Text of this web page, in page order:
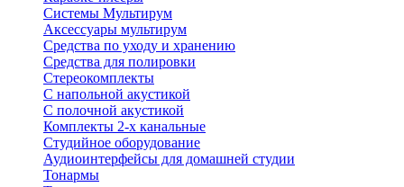
Системы Мультирум
Аксессуары мультирум
Средства по уходу и хранению
Средства для полировки
Стереокомплекты
C напольной акустикой
C полочной акустикой
Комплекты 2-х канальные
Студийное оборудование
Аудиоинтерфейсы для домашней студии
Тонармы